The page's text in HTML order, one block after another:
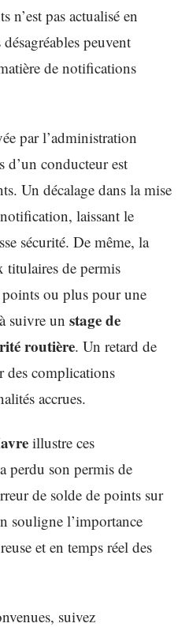
n’est pas actualisé en
peuvent
de notifications
par l’administration
d’un conducteur est
Un décalage dans la mise
laissant le
sécurité. De même, la
titulaires de permis
ou plus pour une
suivre un stage de
routière. Un retard de
des complications
accrues.
illustre ces
perdu son permis de
de solde de points sur
souligne l’importance
et en temps réel des
suivez